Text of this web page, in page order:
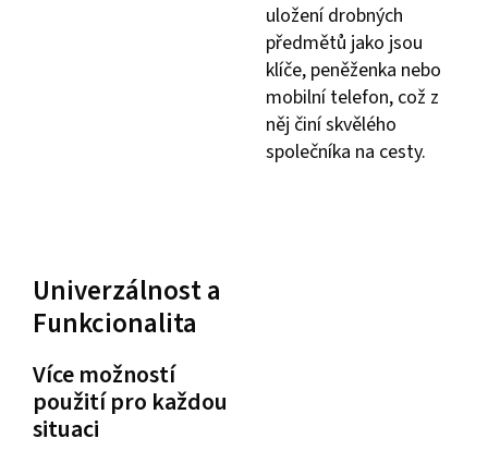
uložení drobných
předmětů jako jsou
klíče, peněženka nebo
mobilní telefon, což z
něj činí skvělého
společníka na cesty.
Univerzálnost a
Funkcionalita
Více možností
použití pro každou
situaci